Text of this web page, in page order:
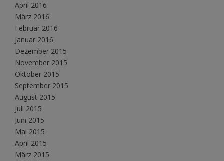
April 2016
März 2016
Februar 2016
Januar 2016
Dezember 2015
November 2015
Oktober 2015
September 2015
August 2015
Juli 2015
Juni 2015
Mai 2015
April 2015
März 2015